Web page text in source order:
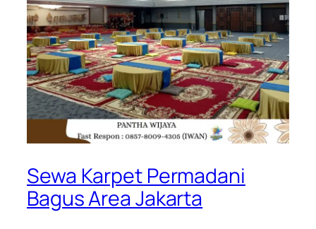
Sewa Karpet Permadani
Bagus Area Jakarta